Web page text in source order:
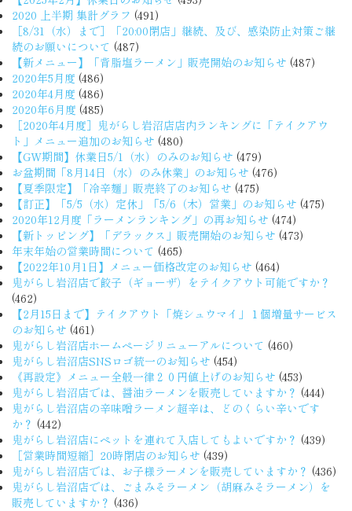
2020 上半期 集計グラフ (491)
［8/31（水）まで］「20:00閉店」継続、及び、感染防止対策ご継
続のお願いについて (487)
【新メニュー】「背脂塩ラーメン」販売開始のお知らせ (487)
2020年5月度 (486)
2020年4月度 (486)
2020年6月度 (485)
［2020年4月度］鬼がらし岩沼店店内ランキングに「テイクアウ
ト」メニュー追加のお知らせ (480)
【GW期間】休業日5/1（水）のみのお知らせ (479)
お盆期間「8月14日（水）のみ休業」のお知らせ (476)
【夏季限定】「冷辛麺」販売終了のお知らせ (475)
【訂正】「5/5（水）定休」「5/6（木）営業」のお知らせ (475)
2020年12月度「ラーメンランキング」の再お知らせ (474)
【新トッピング】「デラックス」販売開始のお知らせ (473)
年末年始の営業時間について (465)
【2022年10月1日】メニュー価格改定のお知らせ (464)
鬼がらし岩沼店で餃子（ギョーザ）をテイクアウト可能ですか？
(462)
【2月15日まで】テイクアウト「焼シュウマイ」１個増量サービス
のお知らせ (461)
鬼がらし岩沼店ホームページリニューアルについて (460)
鬼がらし岩沼店SNSロゴ統一のお知らせ (454)
《再設定》メニュー全般一律２０円値上げのお知らせ (453)
鬼がらし岩沼店では、醤油ラーメンを販売していますか？ (444)
鬼がらし岩沼店の辛味噌ラーメン超辛は、どのくらい辛いです
か？ (442)
鬼がらし岩沼店にペットを連れて入店してもよいですか？ (439)
［営業時間短縮］20時閉店のお知らせ (439)
鬼がらし岩沼店では、お子様ラーメンを販売していますか？ (436)
鬼がらし岩沼店では、ごまみそラーメン（胡麻みそラーメン）を
販売していますか？ (436)